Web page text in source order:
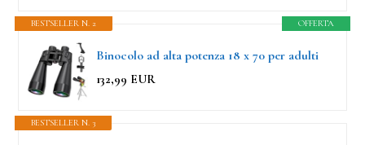
OFFERTA
BESTSELLER N. 2
Binocolo ad alta potenza 18 x 70 per adulti
132,99 EUR
BESTSELLER N. 3